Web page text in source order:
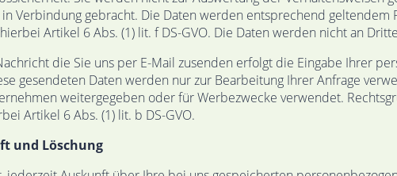
Verbindung gebracht. Die Daten werden entsprechend geltendem
Artikel 6 Abs. (1) lit. f DS-GVO. Die Daten werden nicht an
die Sie uns per E-Mail zusenden erfolgt die Eingabe Ihrer
gesendeten Daten werden nur zur Bearbeitung Ihrer Anfrage
weitergegeben oder für Werbezwecke verwendet.
Artikel 6 Abs. (1) lit. b DS-GVO.
und Löschung